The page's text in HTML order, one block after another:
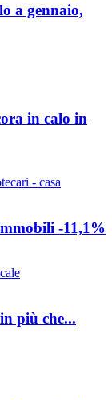
a gennaio,
in calo in
-11,1%
più che...